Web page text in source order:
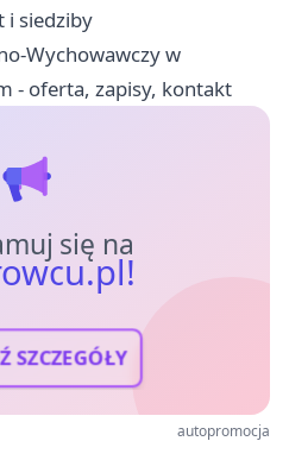
i siedziby
Wychowawczy w
- oferta, zapisy, kontakt
się na
SZCZEGÓŁY
autopromocja